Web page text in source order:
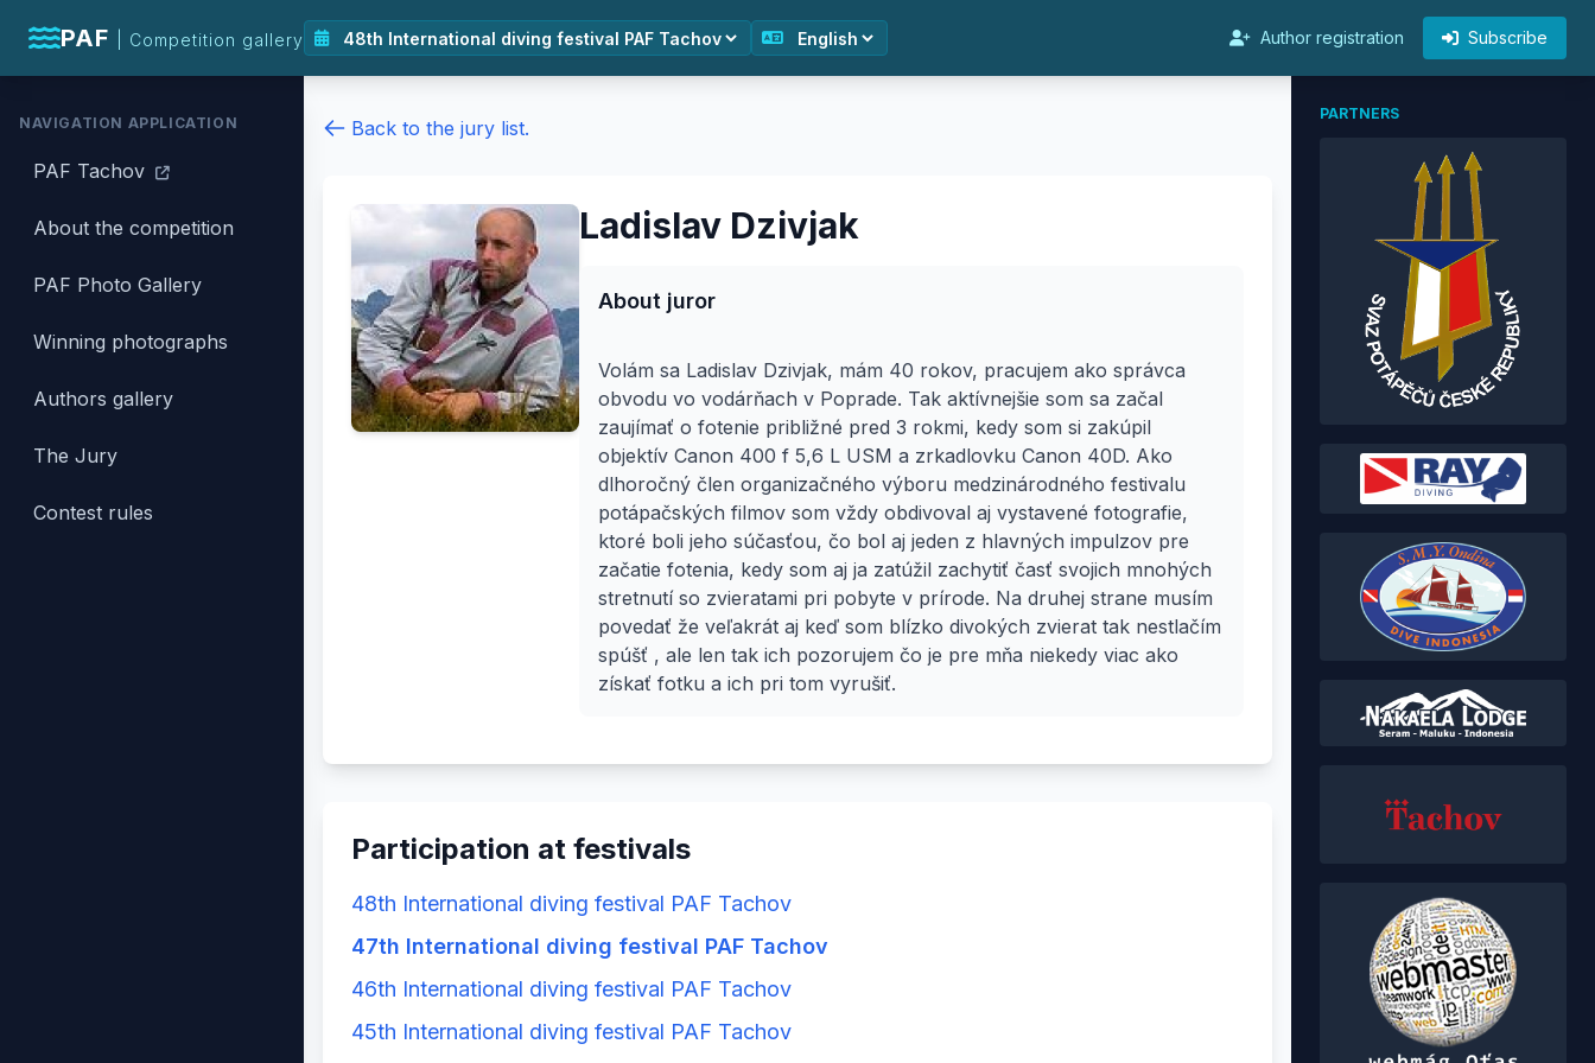
PAF | Competition gallery Author registration Subscribe
NAVIGATION APPLICATION
PAF Tachov
About the competition
PAF Photo Gallery
Winning photographs
Authors gallery
The Jury
Contest rules
Back to the jury list.
Ladislav Dzivjak
About juror
Volám sa Ladislav Dzivjak, mám 40 rokov, pracujem ako správca
obvodu vo vodárňach v Poprade. Tak aktívnejšie som sa začal
zaujímať o fotenie približné pred 3 rokmi, kedy som si zakúpil
objektív Canon 400 f 5,6 L USM a zrkadlovku Canon 40D. Ako
dlhoročný člen organizačného výboru medzinárodného festivalu
potápačských filmov som vždy obdivoval aj vystavené fotografie,
ktoré boli jeho súčasťou, čo bol aj jeden z hlavných impulzov pre
začatie fotenia, kedy som aj ja zatúžil zachytiť časť svojich mnohých
stretnutí so zvieratami pri pobyte v prírode. Na druhej strane musím
povedať že veľakrát aj keď som blízko divokých zvierat tak nestlačím
spúšť , ale len tak ich pozorujem čo je pre mňa niekedy viac ako
Participation at festivals
48th International diving festival PAF Tachov
47th International diving festival PAF Tachov
46th International diving festival PAF Tachov
45th International diving festival PAF Tachov
PARTNERS